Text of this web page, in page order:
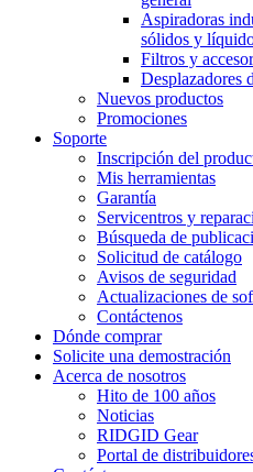
Aspiradoras
sólidos y
Filtros y
Desplazadores
Nuevos productos
Promociones
Soporte
Inscripción del
Mis herramientas
Garantía
Servicentros y
Búsqueda de
Solicitud de catálogo
Avisos de seguridad
Actualizaciones de
Contáctenos
Dónde comprar
Solicite una demostración
Acerca de nosotros
Hito de 100 años
Noticias
RIDGID Gear
Portal de